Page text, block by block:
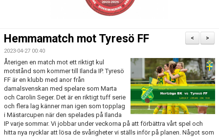
TRUPPEN
BILDGALLERI
DOKUMENT
KONTAKT
HISTORIA
>
<
Hemmamatch mot Tyresö FF
2023-04-27 00:40
Återigen en match mot ett riktigt kul
motstånd som kommer till Ilanda IP. Tyresö
FF är en klubb med anor från
damalsvenskan med spelare som Marta
och Carolin Seger. Det är en riktigt tuff serie
och flera lag känner man igen som topplag
i Mästarcupen när den spelades på Ilanda
IP varje sommar. Vi jobbar under veckorna på att förbättra vårt spel och
hitta nya nycklar att lösa de svårigheter vi ställs inför på planen. Något som